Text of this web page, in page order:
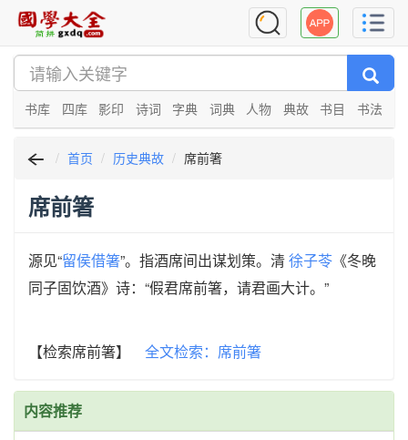
书库 四库 影印 诗词 字典 词典 人物 典故 书目 书法
首页 历史典故 席前箸
席前箸
源见“留侯借箸”。指酒席间出谋划策。清徐子苓 《冬晚
同子固饮酒》诗：“假君席前箸，请君画大计。”
【检索席前箸】 全文检索：席前箸
内容推荐